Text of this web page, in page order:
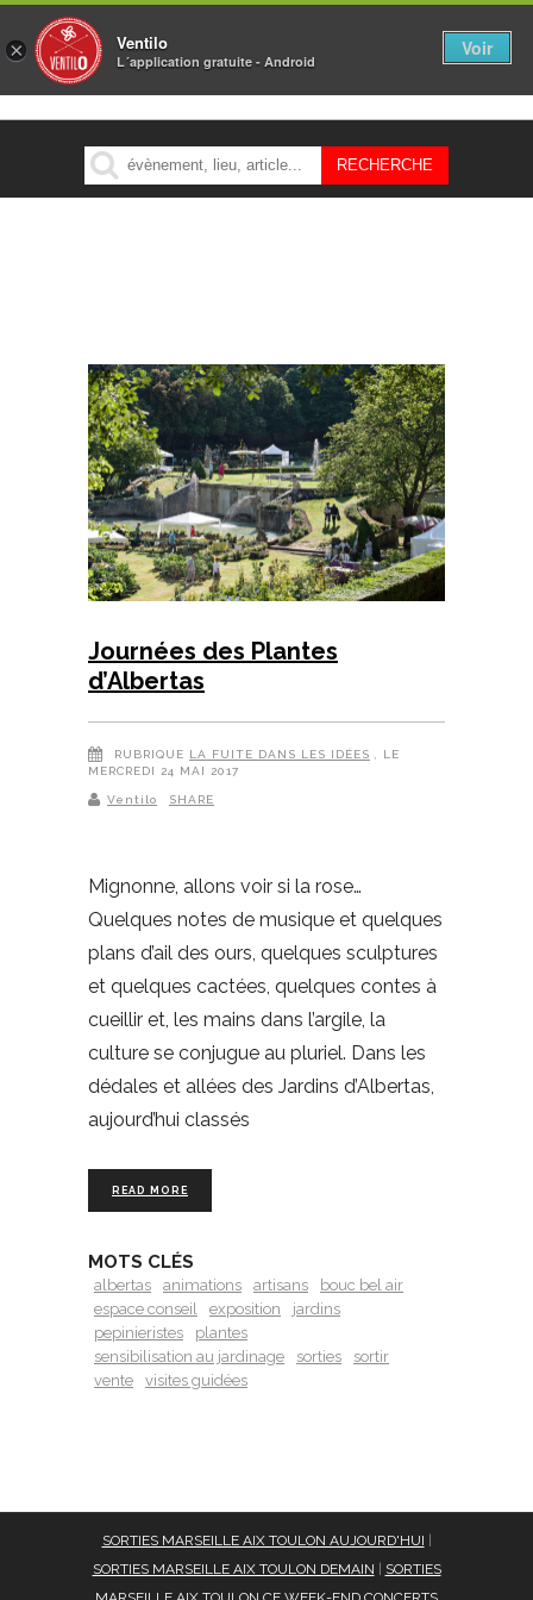
MENU
Journées des Plantes
d’Albertas
RUBRIQUE LA FUITE DANS LES IDÉES
, LE
MERCREDI 24 MAI 2017
Ventilo SHARE
Mignonne, allons voir si la rose…
Quelques notes de musique et quelques
plans d’ail des ours, quelques sculptures
et quelques cactées, quelques contes à
cueillir et, les mains dans l’argile, la
culture se conjugue au pluriel. Dans les
dédales et allées des Jardins d’Albertas,
aujourd’hui classés
READ MORE
MOTS CLÉS
albertas animations artisans
bouc bel air
espace conseil
exposition
jardins
pepinieristes
plantes
sensibilisation au jardinage
sorties
sortir
vente
visites guidées
SORTIES MARSEILLE AIX TOULON AUJOURD'HUI
SORTIES MARSEILLE AIX TOULON DEMAIN
SORTIES
× Ventilo
L´application gratuite - Android
Voir